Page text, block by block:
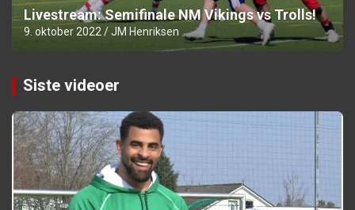
Livestream: Semifinale NM Vikings vs Trolls!
9. oktober 2022 JM Henriksen
Siste videoer